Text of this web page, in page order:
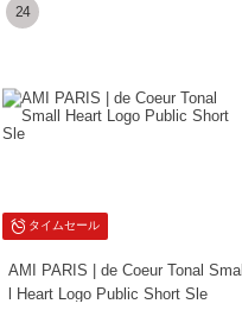
タイムセール
24
AMI PARIS | de Coeur Tonal Smal
l Heart Logo Public Short Sle